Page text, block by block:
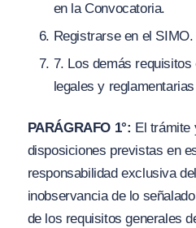
en la Convocatoria.
Registrarse en el SIMO.
7. Los demás
legales y
PARÁGRAFO 1°: El trámite
disposiciones previstas en
responsabilidad exclusiva
inobservancia de lo
de los requisitos generales